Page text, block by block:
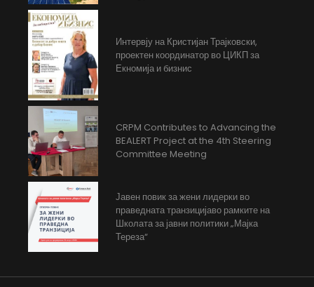
Интервју на Кристијан Трајковски,
проектен координатор во ЦИКП за
Екномија и бизнис
CRPM Contributes to Advancing the
BEALERT Project at the 4th Steering
Committee Meeting
Јавен повик за жени лидерки во
праведната транзицијаво рамките на
Школата за јавни политики „Мајка
Тереза“